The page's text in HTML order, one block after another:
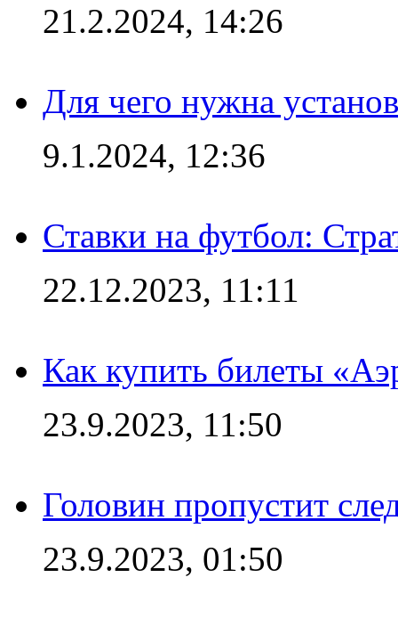
21.2.2024, 14:26
Для чего нужна
9.1.2024, 12:36
Ставки на футбол:
22.12.2023, 11:11
Как купить билеты
23.9.2023, 11:50
Головин пропустит
23.9.2023, 01:50